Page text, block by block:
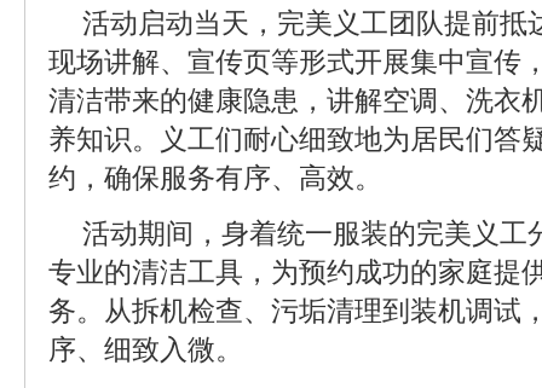
活动启动当天，完美义工团队提前抵
现场讲解、宣传页等形式开展集中宣传
清洁带来的健康隐患，讲解空调、洗衣
养知识。义工们耐心细致地为居民们答
约，确保服务有序、高效。
活动期间，身着统一服装的完美义工
专业的清洁工具，为预约成功的家庭提
务。从拆机检查、污垢清理到装机调试
序、细致入微。